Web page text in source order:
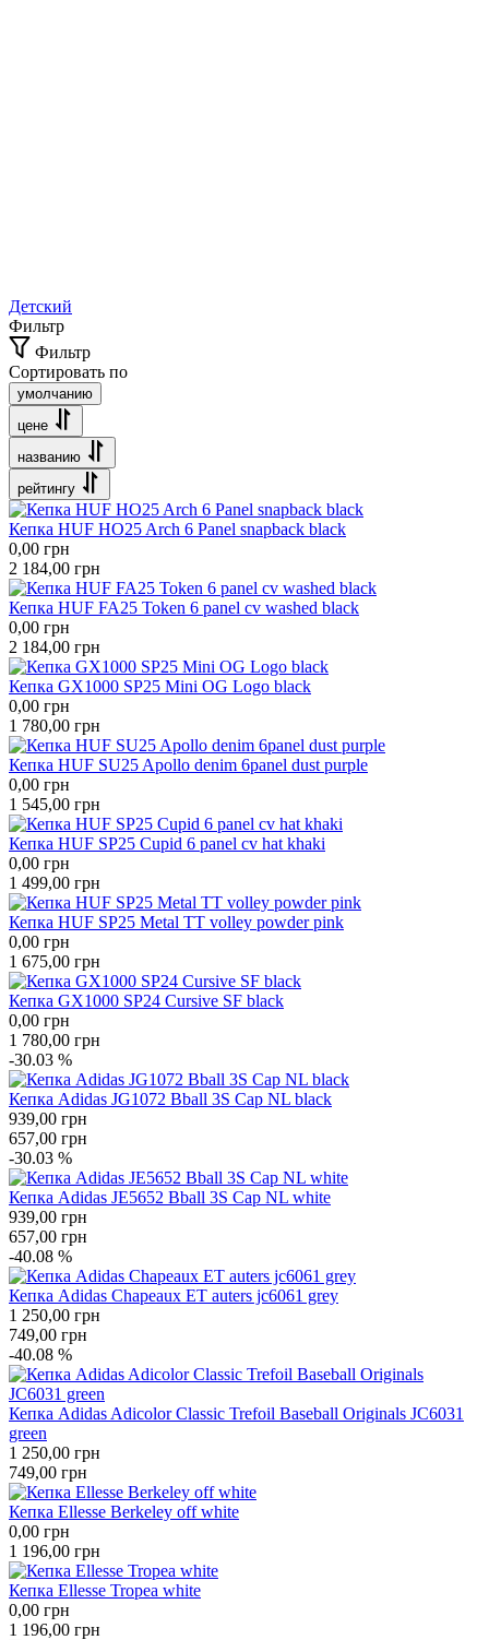
Детский
Фильтр
Фильтр
Сортировать по
умолчанию
цене
названию
рейтингу
Кепка HUF HO25 Arch 6 Panel snapback black
0,00 грн
2 184,00 грн
Кепка HUF FA25 Token 6 panel cv washed black
0,00 грн
2 184,00 грн
Кепка GX1000 SP25 Mini OG Logo black
0,00 грн
1 780,00 грн
Кепка HUF SU25 Apollo denim 6panel dust purple
0,00 грн
1 545,00 грн
Кепка HUF SP25 Cupid 6 panel cv hat khaki
0,00 грн
1 499,00 грн
Кепка HUF SP25 Metal TT volley powder pink
0,00 грн
1 675,00 грн
Кепка GX1000 SP24 Cursive SF black
0,00 грн
1 780,00 грн
-30.03 %
Кепка Adidas JG1072 Bball 3S Cap NL black
939,00 грн
657,00 грн
-30.03 %
Кепка Adidas JE5652 Bball 3S Cap NL white
939,00 грн
657,00 грн
-40.08 %
Кепка Adidas Chapeaux ET auters jc6061 grey
1 250,00 грн
749,00 грн
-40.08 %
Кепка Adidas Adicolor Classic Trefoil Baseball Originals JC6031
green
1 250,00 грн
749,00 грн
Кепка Ellesse Berkeley off white
0,00 грн
1 196,00 грн
Кепка Ellesse Tropea white
0,00 грн
1 196,00 грн